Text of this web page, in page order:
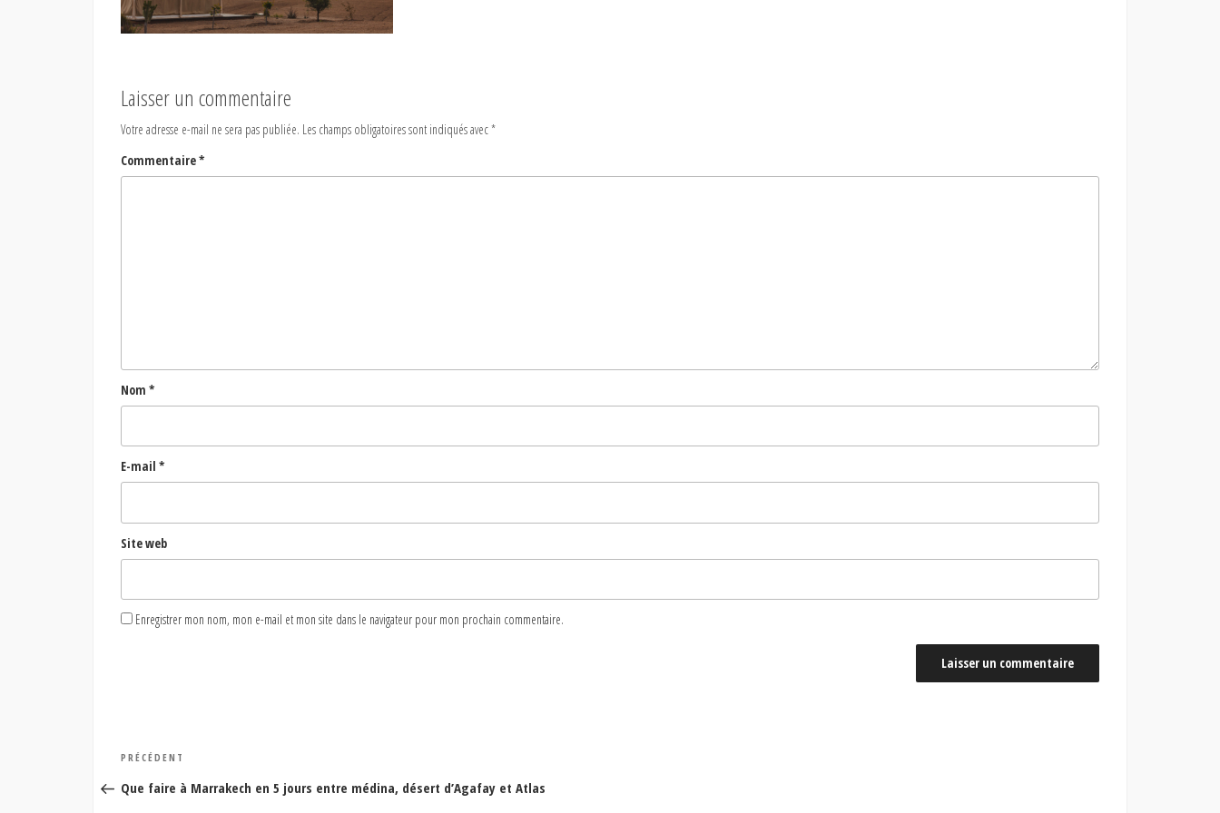
Laisser un commentaire
Votre adresse e-mail ne sera pas publiée. Les champs obligatoires sont indiqués avec*
Commentaire*
Nom *
E-mail *
Site web
Enregistrer mon nom, mon e-mail et mon site dans le navigateur pour mon prochain commentaire.
Navigation
de
Article
précédent
PRÉCÉDENT
Que faire à Marrakech en 5 jours entre médina, désert d’Agafay et Atlas